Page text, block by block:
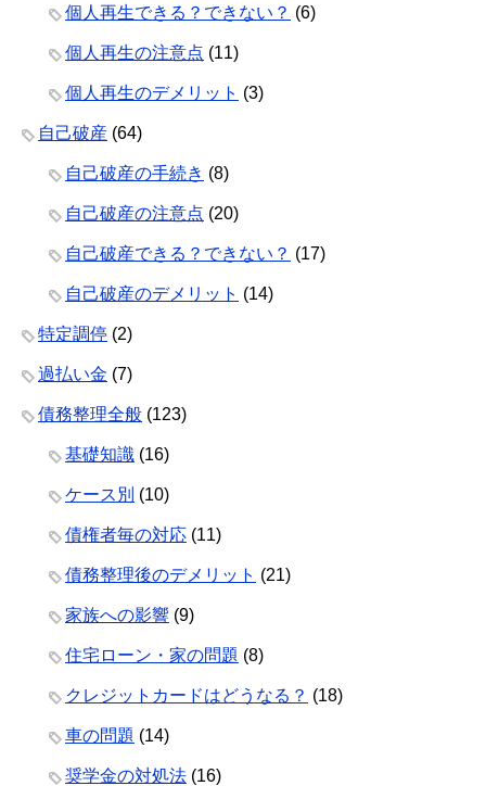
個人再生できる？できない？ (6)
個人再生の注意点 (11)
個人再生のデメリット (3)
自己破産 (64)
自己破産の手続き (8)
自己破産の注意点 (20)
自己破産できる？できない？ (17)
自己破産のデメリット (14)
特定調停 (2)
過払い金 (7)
債務整理全般 (123)
基礎知識 (16)
ケース別 (10)
債権者毎の対応 (11)
債務整理後のデメリット (21)
家族への影響 (9)
住宅ローン・家の問題 (8)
クレジットカードはどうなる？ (18)
車の問題 (14)
奨学金の対処法 (16)